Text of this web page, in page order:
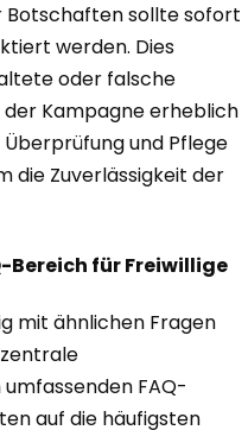
sollte sofort
werden. Dies
oder falsche
Kampagne erheblich
und Pflege
die Zuverlässigkeit der
Bereich für Freiwillige
mit ähnlichen Fragen
FAQ-
auf die häufigsten